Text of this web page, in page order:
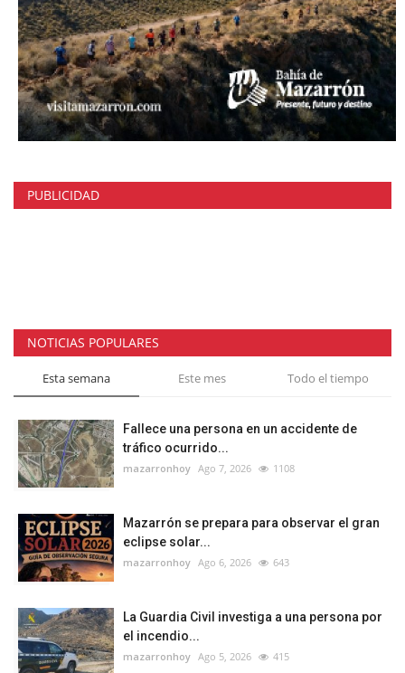
PUBLICIDAD
NOTICIAS POPULARES
Esta semana Este mes Todo el tiempo
Fallece una persona en un accidente de
tráfico ocurrido...
mazarronhoy Ago 7, 2026 1108
Mazarrón se prepara para observar el gran
eclipse solar...
mazarronhoy Ago 6, 2026 643
La Guardia Civil investiga a una persona por
el incendio...
mazarronhoy Ago 5, 2026 415